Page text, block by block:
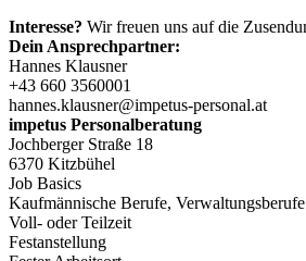
Interesse? Wir freuen uns auf die
Dein Ansprechpartner:
Hannes Klausner
+43 660 3560001
hannes.klausner@impetus-personal.at
impetus Personalberatung
Jochberger Straße 18
6370 Kitzbühel
Job Basics
Kaufmännische Berufe, Verwaltungsberufe
Voll- oder Teilzeit
Festanstellung